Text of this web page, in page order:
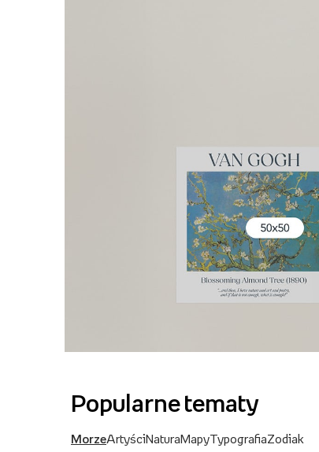
Popularne tematy
MorzeArtyściNaturaMapyTypografiaZodiak